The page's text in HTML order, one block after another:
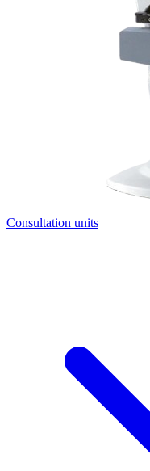
Consultation units